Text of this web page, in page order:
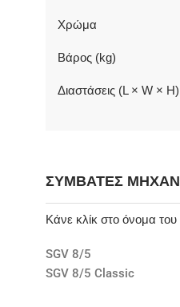
Χρώμα
Βάρος (kg)
Διαστάσεις (L × W ×
ΣΥΜΒΑΤΈΣ
Κάνε κλίκ στο όνομα
SGV 8/5
SGV 8/5 Classic